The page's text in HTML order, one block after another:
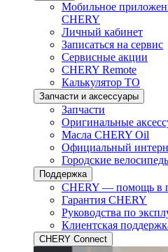
Мобильное
CHERY
Личный кабинет
Записаться на сервис
Сервисные акции
CHERY Remote
Калькулятор ТО
Запчасти и аксессуары
Запчасти
Оригинальные
Масла CHERY Oil
Официальный
Городские
Поддержка
CHERY — помощь в
Гарантия CHERY
Руководства по
Клиентская
CHERY Connect